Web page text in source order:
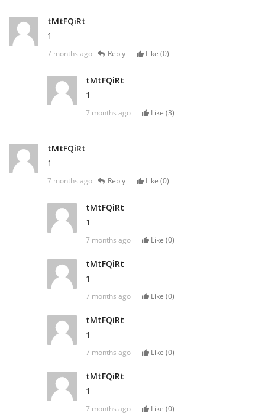
tMtFQiRt
1
7 months ago Reply Like (0)
tMtFQiRt
1
7 months ago Like (3)
tMtFQiRt
1
7 months ago Reply Like (0)
tMtFQiRt
1
7 months ago Like (0)
tMtFQiRt
1
7 months ago Like (0)
tMtFQiRt
1
7 months ago Like (0)
tMtFQiRt
1
7 months ago Like (0)